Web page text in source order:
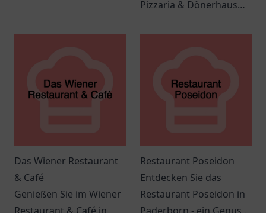
Veranstaltungen in einer
Pizzaria & Dönerhaus
italienische und
Atmosphäre.
Das Wiener Restaurant
& Café
Genießen Sie im Wiener
Restaurant Poseidon
Entdecken Sie das
Restaurant Poseidon in